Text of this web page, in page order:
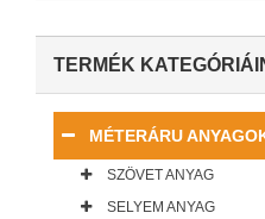
TERMÉK
MÉTERÁRU
SZÖVET ANYAG
SELYEM ANYAG